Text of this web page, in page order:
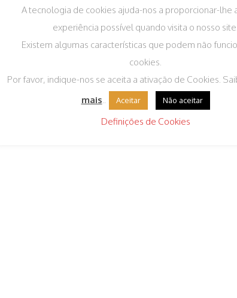
Arion Petit 3kg
Papa de Ovo
250g
A tecnologia de cookies ajuda-nos a proporcionar-lhe
experiência possível quando visita o nosso site.
Existem algumas características que podem não
cookies.
Por favor, indique-nos se aceita a ativação de Cookies.
mais.. Aceitar Não aceitar
Definições de Cookies